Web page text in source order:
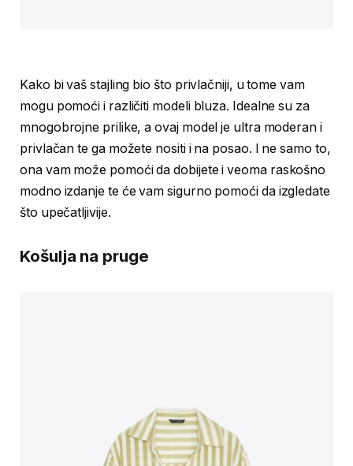
Kako bi vaš stajling bio što privlačniji, u tome vam
mogu pomoći i različiti modeli bluza. Idealne su za
mnogobrojne prilike, a ovaj model je ultra moderan i
privlačan te ga možete nositi i na posao. I ne samo to,
ona vam može pomoći da dobijete i veoma raskošno
modno izdanje te će vam sigurno pomoći da izgledate
što upečatljivije.
Košulja na pruge